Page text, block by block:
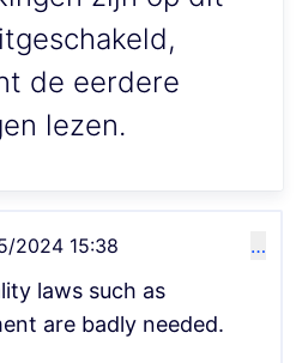
de eerdere
lezen.
2024 15:38 …
laws such as
are badly needed.